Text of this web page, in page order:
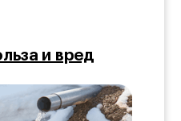
и вред